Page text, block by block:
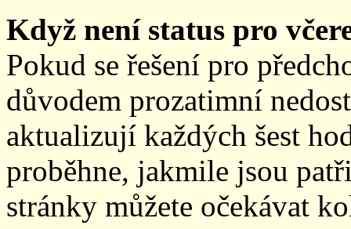
Když není status pro
Pokud se řešení pro
důvodem prozatimní
aktualizují každých šest
proběhne, jakmile jsou
stránky můžete očekávat